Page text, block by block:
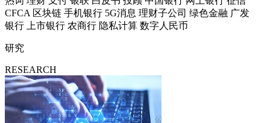
CFCA 区块链 手机银行 5G消息 理财子公司 绿色金融 广发
银行
上市银行 农商行 隐私计算 数字人民币
研究
RESEARCH